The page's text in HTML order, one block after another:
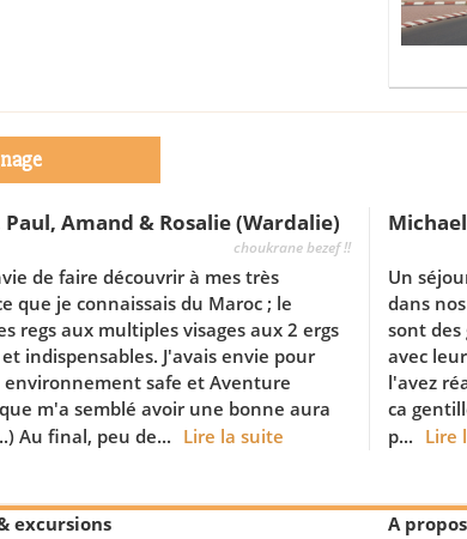
Amand & Rosalie (Wardalie)
choukrane bezef !!
de faire découvrir à mes très
que je connaissais du Maroc ; le
regs aux multiples visages aux 2 ergs
indispensables. J'avais envie pour
environnement safe et Aventure
m'a semblé avoir une bonne aura
Au final, peu de... Lire la suite
Un
dans
sont
avec
l'avez
ca
p... Lire
excursions A propos